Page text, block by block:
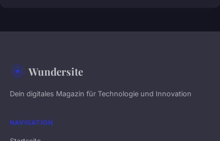
Wundersite
Dein digitales Magazin für Technologie und Innovation
NAVIGATION